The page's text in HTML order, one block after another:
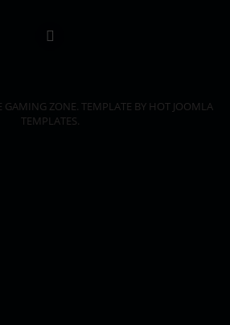
ZONE. TEMPLATE BY HOT JOOMLA
TEMPLATES.